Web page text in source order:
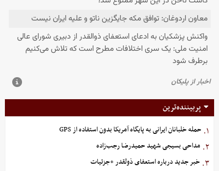
پربیننده‌ترین
۱. حمله خلبانان ایرانی به پایگاه آمریکا بدون استفاده از GPS
۲. مداحی بسیجی شهید حمیدرضا رجب‌زاده
۳. خبر جدید درباره استعفای ذولقدر +جزئیات